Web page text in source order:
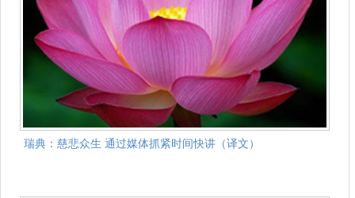
瑞典：慈悲众生 通过媒体抓紧时间快讲（译文）